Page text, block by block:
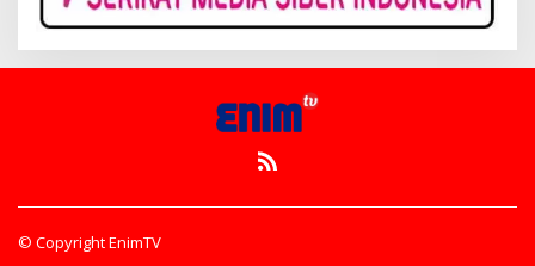
© Copyright EnimTV